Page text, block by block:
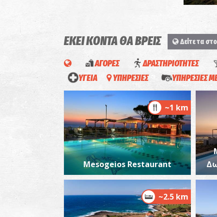
ΕΚΕΙ ΚΟΝΤΑ ΘΑ ΒΡΕΙΣ Δείτε τα
ΑΓΟΡΕΣ ΔΡΑΣΤΗΡΙΟΤΗΤΕΣ
ΥΓΕΙΑ
ΥΠΗΡΕΣΙΕΣ ΥΠΗΡΕΣΙΕΣ
~1 km
Mesogeios Restaurant
~2.5 km